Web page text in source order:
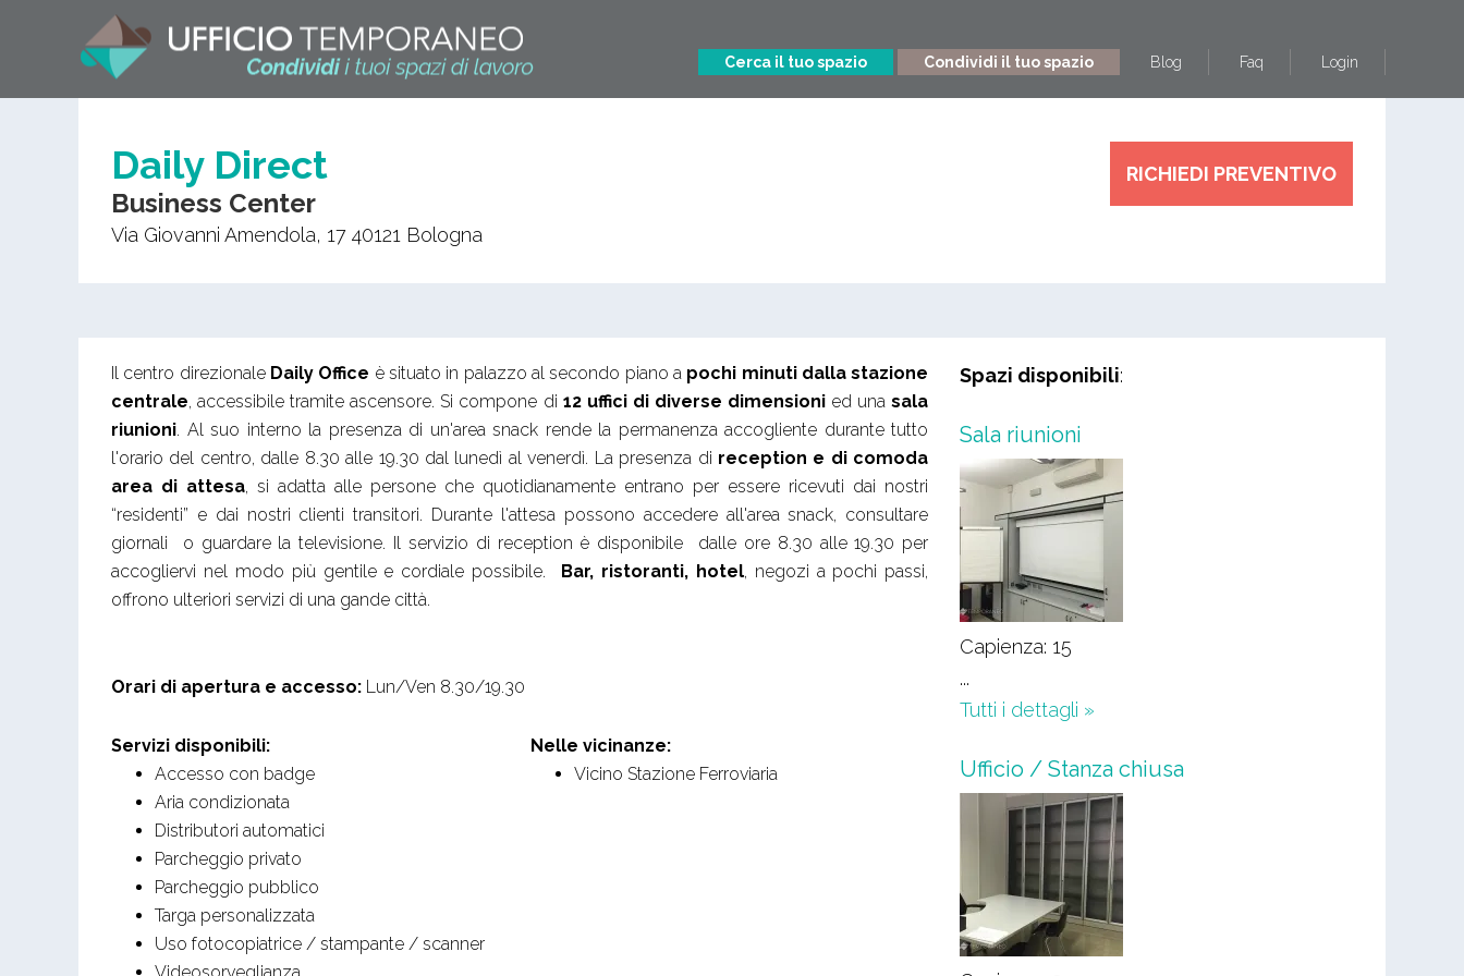
Cerca il tuo spazio Condividi il tuo spazio Blog Faq Login
Daily Direct
Business Center
Via Giovanni Amendola, 17 40121 Bologna
RICHIEDI PREVENTIVO
Il centro direzionale Daily Office è situato in palazzo al secondo piano a pochi minuti dalla stazione
centrale, accessibile tramite ascensore. Si compone di 12 uffici di diverse dimensionied unasala
riunioni. Al suo interno la presenza di un'area snack rende la permanenza accogliente durante tutto
l'orario del centro, dalle 8.30 alle 19.30 dal lunedì al venerdì. La presenza di reception e di comoda
area di attesa, si adatta alle persone che quotidianamente entrano per essere ricevuti dai nostri
“residenti” e dai nostri clienti transitori. Durante l'attesa possono accedere all'area snack, consultare
giornali o guardare la televisione. Il servizio di reception è disponibile dalle ore 8.30 alle 19.30 per
accogliervi nel modo più gentile e cordiale possibile. Bar, ristoranti, hotel, negozi a pochi passi,
offrono ulteriori servizi di una gande città.
Orari di apertura e accesso: Lun/Ven 8.30/19.30
Servizi disponibili:
Accesso con badge
Aria condizionata
Distributori automatici
Parcheggio privato
Parcheggio pubblico
Targa personalizzata
Uso fotocopiatrice / stampante / scanner
Nelle vicinanze:
Vicino Stazione Ferroviaria
Spazi disponibili:
Sala riunioni
Capienza: 15
...
Tutti i dettagli »
Ufficio / Stanza chiusa